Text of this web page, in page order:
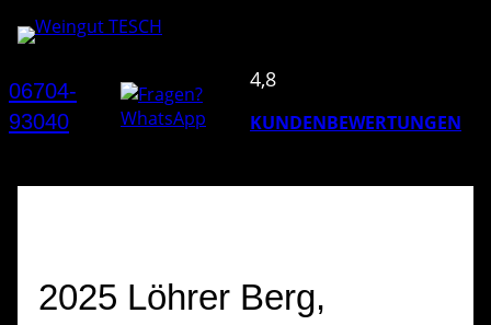
06704-
93040
4,8
KUNDENBEWERTUNGEN
2025 Löhrer Berg,